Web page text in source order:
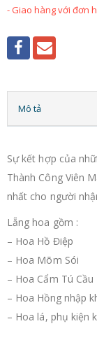
- Giao hàng với đơn
Mô tả
Sự kết hợp của
Thành Công Viên
nhất cho người
Lẵng hoa gồm :
– Hoa Hồ Điệp
– Hoa Mõm Sói
– Hoa Cẩm Tú Cầu
– Hoa Hồng nhập
– Hoa lá, phụ kiện